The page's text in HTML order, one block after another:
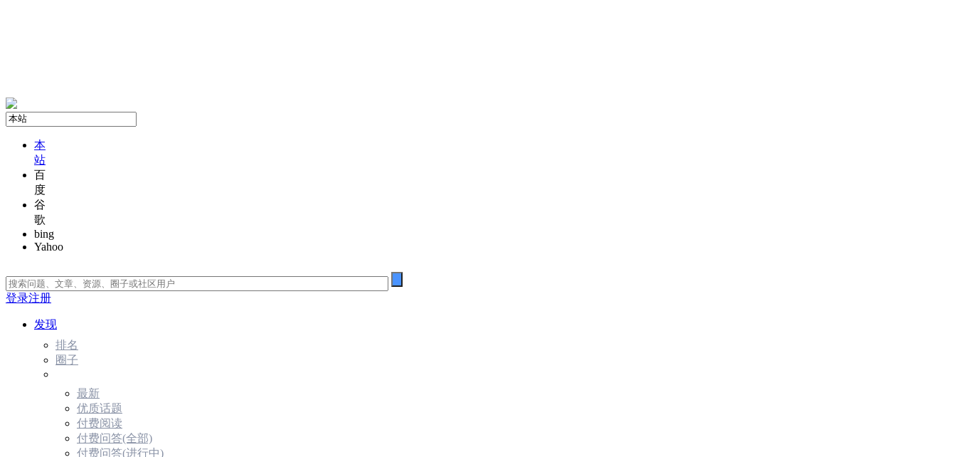
本
站
百
度
谷
歌
bing
Yahoo
登录注册
发现
排名
圈子
最新
优质话题
付费阅读
付费问答(全部)
付费问答(进行中)